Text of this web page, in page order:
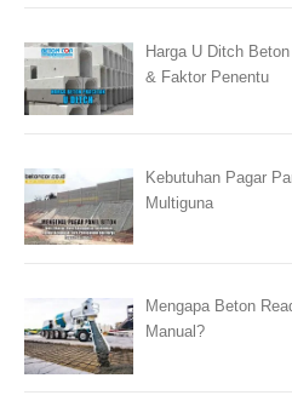
Harga U Ditch
& Faktor Penentu
Kebutuhan Pagar
Multiguna
Mengapa Beton
Manual?